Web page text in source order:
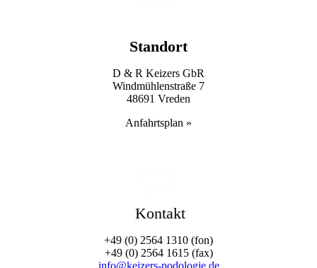
Standort
D & R Keizers GbR
Wind­mühlen­straße 7
48691 Vreden
Anfahrts­plan »
Kontakt
+49 (0) 2564 1310 (fon)
+49 (0) 2564 1615 (fax)
info@keizers-podologie.de